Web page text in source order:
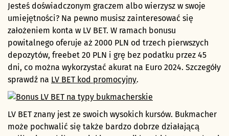
Jesteś doświadczonym graczem albo wierzysz w swoje
umiejętności? Na pewno musisz zainteresować się
założeniem konta w LV BET. W ramach bonusu
powitalnego oferuje aż 2000 PLN od trzech pierwszych
depozytów, freebet 20 PLN i grę bez podatku przez 45
dni, co można wykorzystać akurat na Euro 2024. Szczegóły
sprawdź na LV BET kod promocyjny.
LV BET znany jest ze swoich wysokich kursów. Bukmacher
może pochwalić się także bardzo dobrze działającą